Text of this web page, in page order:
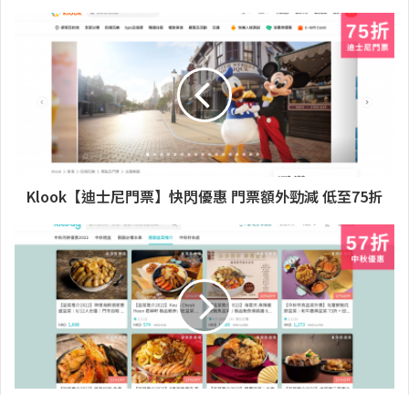
Klook【迪士尼門票】快閃優惠 門票額外勁減 低至75折